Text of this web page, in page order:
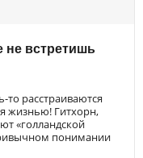
не встретишь
расстраиваются
жизнью! Гитхорн,
«голландской
понимании